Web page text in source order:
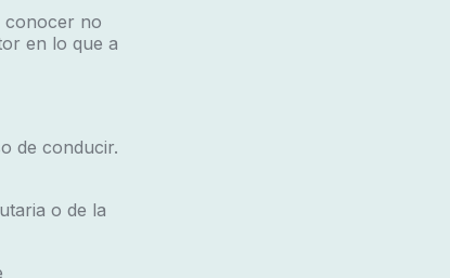
conocer no
en lo que a
de conducir.
o de la